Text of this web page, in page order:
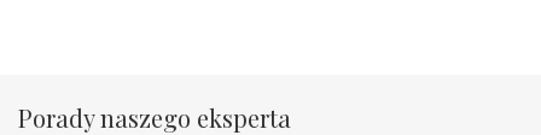
Porady naszego eksperta